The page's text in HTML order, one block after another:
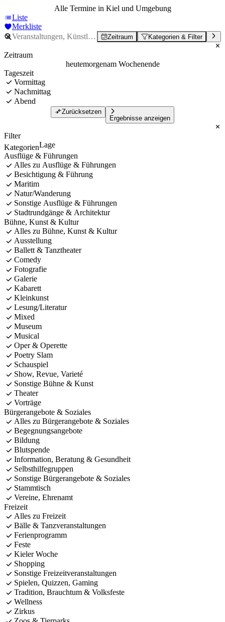
Alle Termine in Kiel und Umgebung
Liste
Merkliste
Zeitraum Kategorien & Filter
Zeitraum
heutemorgenam Wochenende
Tageszeit
Vormittag
Nachmittag
Abend
Zurücksetzen
Ergebnisse anzeigen
Filter
KategorienLage
Ausflüge & Führungen
Alles zu Ausflüge & Führungen
Besichtigung & Führung
Maritim
Natur/Wanderung
Sonstige Ausflüge & Führungen
Stadtrundgänge & Architektur
Bühne, Kunst & Kultur
Alles zu Bühne, Kunst & Kultur
Ausstellung
Ballett & Tanztheater
Comedy
Fotografie
Galerie
Kabarett
Kleinkunst
Lesung/Literatur
Mixed
Museum
Musical
Oper & Operette
Poetry Slam
Schauspiel
Show, Revue, Varieté
Sonstige Bühne & Kunst
Theater
Vorträge
Bürgerangebote & Soziales
Alles zu Bürgerangebote & Soziales
Begegnungsangebote
Bildung
Blutspende
Information, Beratung & Gesundheit
Selbsthilfegruppen
Sonstige Bürgerangebote & Soziales
Stammtisch
Vereine, Ehrenamt
Freizeit
Alles zu Freizeit
Bälle & Tanzveranstaltungen
Ferienprogramm
Feste
Kieler Woche
Shopping
Sonstige Freizeitveranstaltungen
Spielen, Quizzen, Gaming
Tradition, Brauchtum & Volksfeste
Wellness
Zirkus